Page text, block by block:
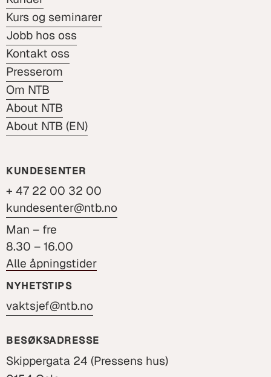
Kurs og seminarer
Jobb hos oss
Kontakt oss
Presserom
Om NTB
About NTB
About NTB (EN)
KUNDESENTER
+ 47 22 00 32 00
kundesenter@ntb.no
Man – fre
8.30 – 16.00
Alle åpningstider
NYHETSTIPS
vaktsjef@ntb.no
BESØKSADRESSE
Skippergata 24 (Pressens hus)